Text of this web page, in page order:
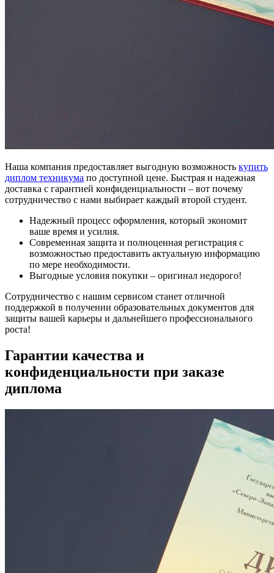
Наша компания предоставляет выгодную возможность купить
диплом техникума по доступной цене. Быстрая и надежная
доставка с гарантией конфиденциальности – вот почему
сотрудничество с нами выбирает каждый второй студент.
Надежный процесс оформления, который экономит
ваше время и усилия.
Современная защита и полноценная регистрация с
возможностью предоставить актуальную информацию
по мере необходимости.
Выгодные условия покупки – оригинал недорого!
Сотрудничество с нашим сервисом станет отличной
поддержкой в получении образовательных документов для
защиты вашей карьеры и дальнейшего профессионального
роста!
Гарантии качества и
конфиденциальности при заказе
диплома